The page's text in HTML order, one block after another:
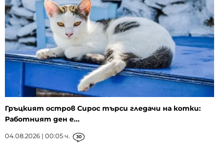
Гръцкият остров Сирос търси гледачи на котки:
Работният ден е...
04.08.2026 | 00:05 ч. 30